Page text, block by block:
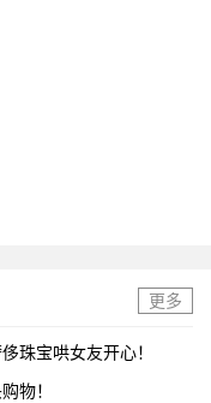
更多
珠宝哄女友开心！
物！